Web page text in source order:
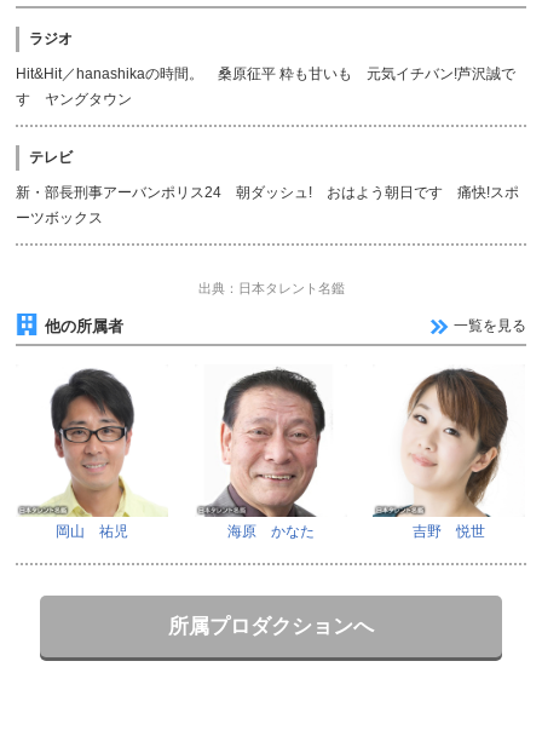
ラジオ
Hit&Hit／hanashikaの時間。 桑原征平 粋も甘いも 元気イチバン!芦沢誠で
す ヤングタウン
テレビ
新・部長刑事アーバンポリス24 朝ダッシュ! おはよう朝日です 痛快!スポ
ーツボックス
出典：日本タレント名鑑
他の所属者 一覧を見る
岡山 祐児 海原 かなた 吉野 悦世
所属プロダクションへ